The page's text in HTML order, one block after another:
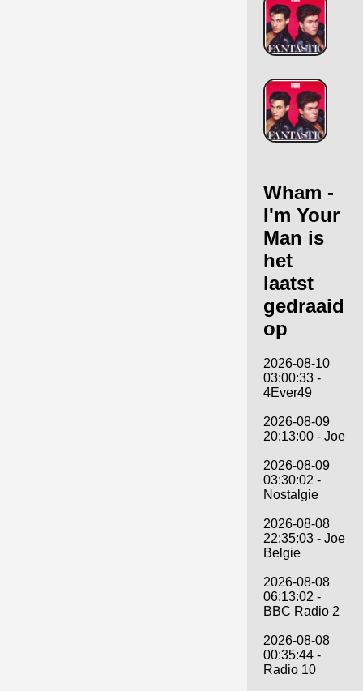
Wham -
I'm Your
Man is
het
laatst
gedraaid
op
2026-08-10
03:00:33 -
4Ever49
2026-08-09
20:13:00 - Joe
2026-08-09
03:30:02 -
Nostalgie
2026-08-08
22:35:03 - Joe
Belgie
2026-08-08
06:13:02 -
BBC Radio 2
2026-08-08
00:35:44 -
Radio 10